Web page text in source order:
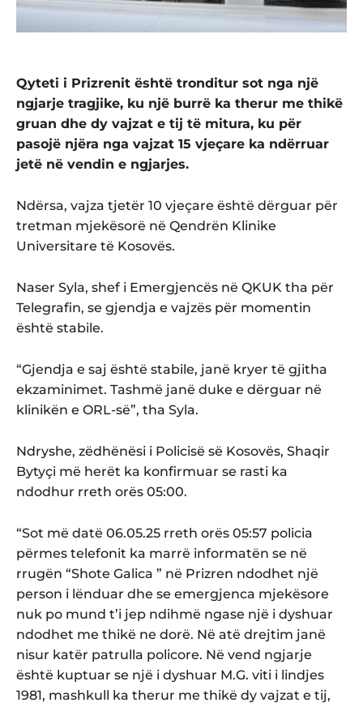
Qyteti i Prizrenit është tronditur sot nga një
ngjarje tragjike, ku një burrë ka therur me thikë
gruan dhe dy vajzat e tij të mitura, ku për
pasojë njëra nga vajzat 15 vjeçare ka ndërruar
jetë në vendin e ngjarjes.
Ndërsa, vajza tjetër 10 vjeçare është dërguar për
tretman mjekësorë në Qendrën Klinike
Universitare të Kosovës.
Naser Syla, shef i Emergjencës në QKUK tha për
Telegrafin, se gjendja e vajzës për momentin
është stabile.
“Gjendja e saj është stabile, janë kryer të gjitha
ekzaminimet. Tashmë janë duke e dërguar në
klinikën e ORL-së”, tha Syla.
Ndryshe, zëdhënësi i Policisë së Kosovës, Shaqir
Bytyçi më herët ka konfirmuar se rasti ka
ndodhur rreth orës 05:00.
“Sot më datë 06.05.25 rreth orës 05:57 policia
përmes telefonit ka marrë informatën se në
rrugën “Shote Galica ” në Prizren ndodhet një
person i lënduar dhe se emergjenca mjekësore
nuk po mund t’i jep ndihmë ngase një i dyshuar
ndodhet me thikë ne dorë. Në atë drejtim janë
nisur katër patrulla policore. Në vend ngjarje
është kuptuar se një i dyshuar M.G. viti i lindjes
1981, mashkull ka therur me thikë dy vajzat e tij,